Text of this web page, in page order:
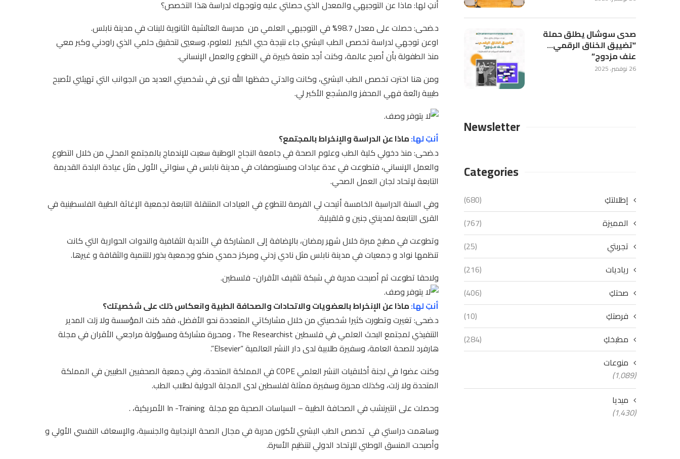
أنتِ لها: ماذا عن التوجيهي والمعدل الذي حصلتي عليه وتوجهك لدراسة هذا التخصص؟
د.ضحى: حصلت على معدل 98.7% في التوجيهي العلمي من مدرسة العائشية الثانوية للبنات في مدينة نابلس.
اوعن توجهي لدراسة تخصص الطب البشري جاء نتيجة حبي الكبير للعلوم، وسعيي لتحقيق حلمي الذي راودني وكبر معي
منذ الطفولة بأن أصبح عالمة، وكنت أجد متعة كبيرة في التطوع والعمل الإنساني.
ومن هنا اخترت تخصص الطب البشري، وكانت والدتي حفظها الله ترى في شخصيتي العديد من الجوانب التي تهيئني لأصبح
طبيبة رائعة فهي المحفز والمشجع الأكبر لي.
أنتِ لها:ماذا عن الدراسة والإنخراط بالمجتمع؟
د.ضحى: منذ دخولي كلية الطب وعلوم الصحة في جامعة النجاح الوطنية سعيت للإندماج بالمجتمع المحلي من خلال التطوع
والعمل الإنساني، فتطوعت في عدة عيادات ومستوصفات في مدينة نابلس في سنواتي الأولى مثل عيادة البلدة القديمة
التابعة لإتحاد لجان العمل الصحي.
وفي السنة الدراسية الخامسة أتيحت لي الفرصة للتطوع في العيادات المتنقلة التابعة لجمعية الإغاثة الطبية الفلسطينية في
القرى التابعة لمدينتي جنين و قلقيلية.
وتطوعت في مطبخ مبرة خلال شهر رمضان، بالإضافة إلى المشاركة في الأندية الثقافية والندوات الحوارية التي كانت
تنظمها نواد و جمعيات في مدينة نابلس مثل نادي زدني ومركز حمدي منكو وجمعية بذور للتنمية والثقافة و غيرها.
ولاحقا تطوعت ثم أصبحت مدربة في شبكة تثقيف الأقران- فلسطين.
أنتِ لها:ماذا عن الإنخراط بالعضويات والاتحادات والصحافة الطبية وانعكاس ذلك على شخصيتك؟
د.ضحى: تغيرت وتطورت كثيرا شخصيتي من خلال مشاركاتي المتعددة نحو الأفضل، فقد كنت المؤسسة ولا زلت المدير
التنفيذي لمجتمع البحث العلمي في فلسطين The Researchist ، ومحررة مشاركة ومسؤولة مراجعي الأقران في مجلة
هارفرد للصحة العامة، وسفيرة طلابية لدى دار النشر العالمية “Elsevier”.
وكنت عضوا في لجنة أخلاقيات النشر العلمي COPE في المملكة المتحدة، وفي جمعية الصحفيين الطبيين في المملكة
المتحدة ولا زلت، وكذلك محررة وسفيرة ممثلة لفلسطين لدى المجلة الدولية لطلاب الطب.
وحصلت على انتيرنشب في الصحافة الطبية – السياسات الصحية مع مجلة In -Training الأمريكية، .
وساهمت دراستي في تخصص الطب البشري لأكون مدربة في مجال الصحة الإنجابية والجنسية، والإسعاف النفسي الأولي و
وأصبحت المنسق الوطني للإتحاد الدولي لتنظيم الأسرة.
صدى سوشال يطلق حملة
“تضييق الخناق الرقمي…
عنف مزدوج”
26 نوفمبر، 2025
Newsletter
Categories
إطلالتكِ
(680)
المميزة
(767)
تجربتي
(25)
رياديات
(216)
صحتكِ
(406)
فرصتكِ
(10)
مطبخكِ
(284)
منوعات
(1٬089)
ميديا
(1٬430)